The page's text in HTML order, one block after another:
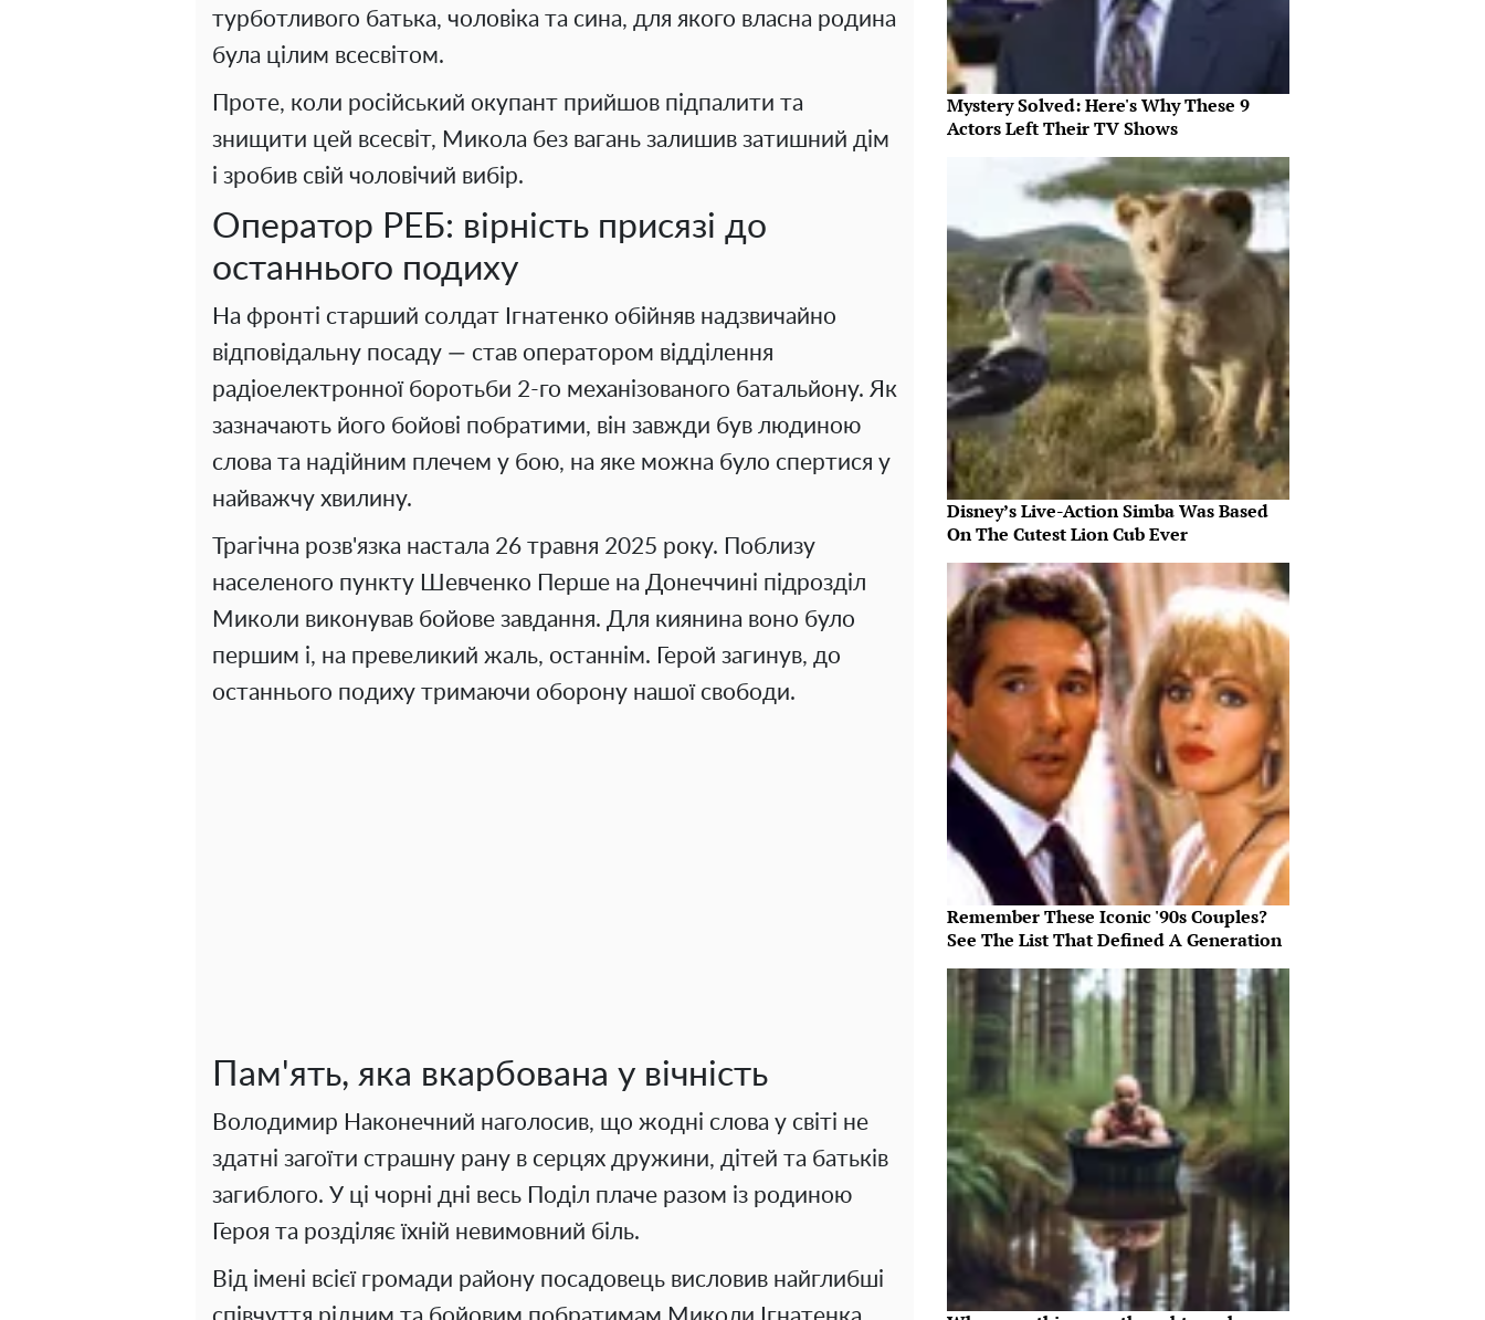
турботливого батька, чоловіка та сина, для якого власна родина
була цілим всесвітом.
Проте, коли російський окупант прийшов підпалити та
знищити цей всесвіт, Микола без вагань залишив затишний дім
і зробив свій чоловічий вибір.
Оператор РЕБ: вірність присязі до
останнього подиху
На фронті старший солдат Ігнатенко обійняв надзвичайно
відповідальну посаду — став оператором відділення
радіоелектронної боротьби 2-го механізованого батальйону. Як
зазначають його бойові побратими, він завжди був людиною
слова та надійним плечем у бою, на яке можна було спертися у
найважчу хвилину.
Трагічна розв'язка настала 26 травня 2025 року. Поблизу
населеного пункту Шевченко Перше на Донеччині підрозділ
Миколи виконував бойове завдання. Для киянина воно було
першим і, на превеликий жаль, останнім. Герой загинув, до
останнього подиху тримаючи оборону нашої свободи.
Пам'ять, яка вкарбована у вічність
Володимир Наконечний наголосив, що жодні слова у світі не
здатні загоїти страшну рану в серцях дружини, дітей та батьків
загиблого. У ці чорні дні весь Поділ плаче разом із родиною
Героя та розділяє їхній невимовний біль.
Від імені всієї громади району посадовець висловив найглибші
Mystery Solved: Here's Why These 9
Actors Left Their TV Shows
Disney’s Live-Action Simba Was Based
On The Cutest Lion Cub Ever
Remember These Iconic '90s Couples?
See The List That Defined A Generation